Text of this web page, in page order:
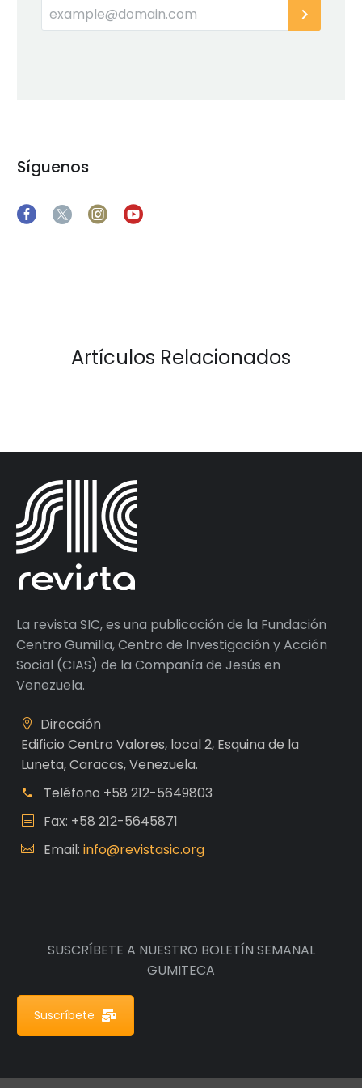
Síguenos
Artículos Relacionados
La revista SIC, es una publicación de la Fundación
Centro Gumilla, Centro de Investigación y Acción
Social (CIAS) de la Compañía de Jesús en
Venezuela.
Dirección
Edificio Centro Valores, local 2, Esquina de la
Luneta, Caracas, Venezuela.
Teléfono +58 212-5649803
Fax: +58 212-5645871
Email: info@revistasic.org
SUSCRÍBETE A NUESTRO BOLETÍN SEMANAL
GUMITECA
Suscríbete